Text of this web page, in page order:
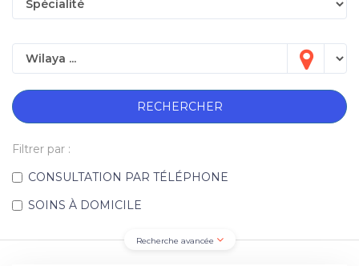
RECHERCHER
Filtrer par :
CONSULTATION PAR TÉLÉPHONE
SOINS À DOMICILE
Recherche avancée